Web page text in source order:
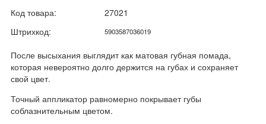
Код товара:
27021
Штрихкод:
5903587036019
После высыхания выглядит как матовая губная помада,
которая невероятно долго держится на губах и сохраняет
свой цвет.
Точный аппликатор равномерно покрывает губы
соблазнительным цветом.